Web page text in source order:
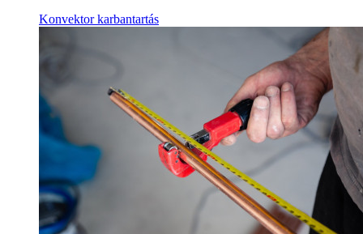
Konvektor karbantartás